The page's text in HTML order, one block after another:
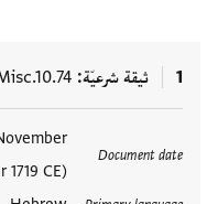
1 ثيقة شرعيّة
Document date
1719 CE)